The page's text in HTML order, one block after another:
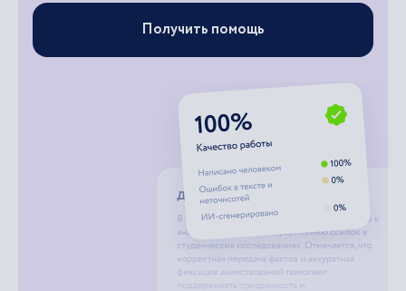
Поможем справиться с любыми заданиями.
Квалифицированные и проверенные эксперты
Получить помощь